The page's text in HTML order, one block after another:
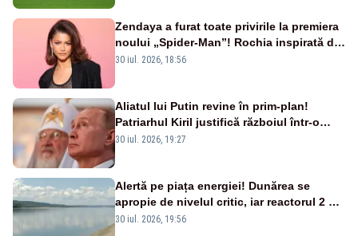
Zendaya a furat toate privirile la premiera
noului „Spider-Man”! Rochia inspirată de
pânza de păianjen a făcut senzație
30 iul. 2026, 18:56
Aliatul lui Putin revine în prim-plan!
Patriarhul Kiril justifică războiul într-o
nouă carte
30 iul. 2026, 19:27
Alertă pe piața energiei! Dunărea se
apropie de nivelul critic, iar reactorul 2 de
la Cernavodă ar putea fi oprit
30 iul. 2026, 19:56